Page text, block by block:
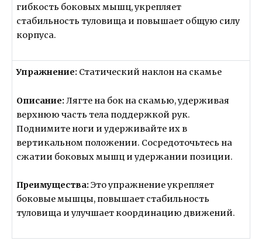
гибкость боковых мышц, укрепляет
стабильность туловища и повышает общую силу
корпуса.
Упражнение: Статический наклон на скамье
Описание:Лягте на бок на скамью, удерживая
верхнюю часть тела поддержкой рук.
Поднимите ноги и удерживайте их в
вертикальном положении. Сосредоточьтесь на
сжатии боковых мышц и удержании позиции.
Преимущества:Это упражнение укрепляет
боковые мышцы, повышает стабильность
туловища и улучшает координацию движений.